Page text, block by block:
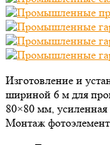
Изготовление и
шириной 6 м для
80×80 мм,
Монтаж